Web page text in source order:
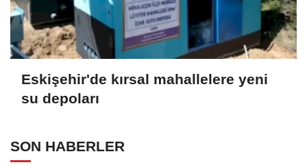
Eskişehir'de kırsal mahallelere yeni
su depoları
SON HABERLER